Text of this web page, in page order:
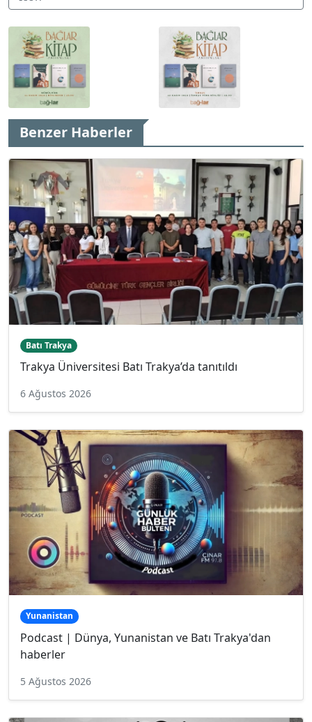
Benzer Haberler
Batı Trakya
Trakya Üniversitesi Batı Trakya’da tanıtıldı
6 Ağustos 2026
Yunanistan
Podcast | Dünya, Yunanistan ve Batı Trakya'dan
haberler
5 Ağustos 2026